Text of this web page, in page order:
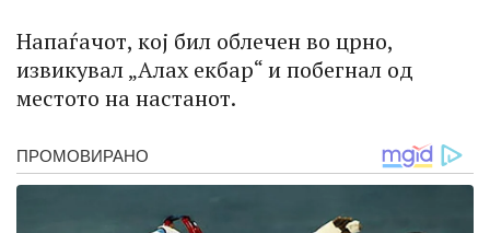
Напаѓачот, кој бил облечен во црно,
извикувал „Алах екбар“ и побегнал од
местото на настанот.